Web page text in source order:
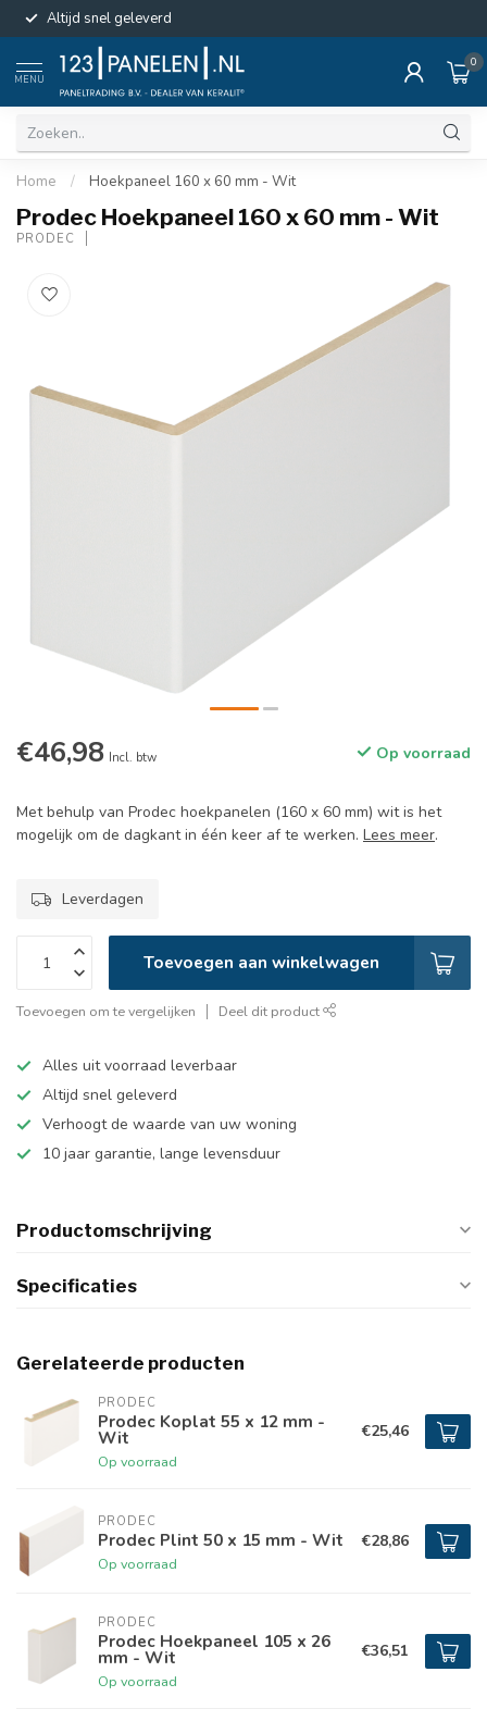
Altijd snel geleverd
MENU
0
Home / Hoekpaneel 160 x 60 mm - Wit
Prodec Hoekpaneel 160 x 60 mm - Wit
PRODEC
€46,98 Incl. btw Op voorraad
Met behulp van Prodec hoekpanelen (160 x 60 mm) wit is het
mogelijk om de dagkant in één keer af te werken. Lees meer.
Leverdagen
Toevoegen aan winkelwagen
Toevoegen om te vergelijken Deel dit product
Alles uit voorraad leverbaar
Altijd snel geleverd
Verhoogt de waarde van uw woning
10 jaar garantie, lange levensduur
Productomschrijving
Specificaties
Gerelateerde producten
PRODEC
Prodec Koplat 55 x 12 mm -
Wit
Op voorraad
€25,46
PRODEC
Prodec Plint 50 x 15 mm - Wit
Op voorraad
€28,86
PRODEC
Prodec Hoekpaneel 105 x 26
mm - Wit
Op voorraad
€36,51